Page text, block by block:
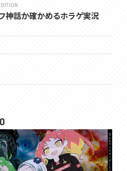
神話か確かめるホラゲ実況